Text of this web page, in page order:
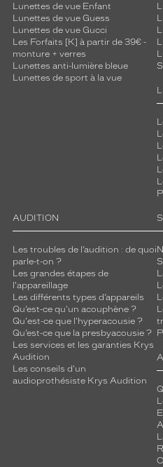
Lunettes de vue Enfant
Lunettes de vue Guess
Lunettes de vue Gucci
Les Forfaits [K] à partir de 39€ -
monture + verres
Lunettes anti-lumière bleue
Lunettes de sport à la vue
AUDITION
Les troubles de l’audition : de quoi
parle-t-on ?
Les grandes étapes de
l'appareillage
Les différents types d’appareils
Qu’est-ce qu'un acouphène ?
Qu'est-ce que l'hyperacousie ?
Qu’est-ce que la presbyacousie ?
Les services et les garanties Krys
Audition
Les conseils d'un
audioprothésiste Krys Audition